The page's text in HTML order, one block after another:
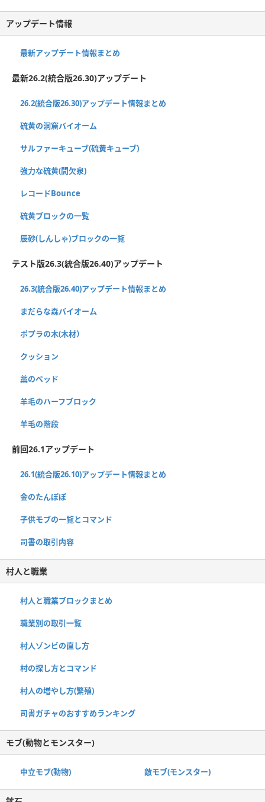
アップデート情報
最新アップデート情報まとめ
最新26.2(統合版26.30)アップデート
26.2(統合版26.30)アップデート情報まとめ
硫黄の洞窟バイオーム
サルファーキューブ(硫黄キューブ)
強力な硫黄(間欠泉)
レコードBounce
硫黄ブロックの一覧
辰砂(しんしゃ)ブロックの一覧
テスト版26.3(統合版26.40)アップデート
26.3(統合版26.40)アップデート情報まとめ
まだらな森バイオーム
ポプラの木(木材）
クッション
藁のベッド
羊毛のハーフブロック
羊毛の階段
前回26.1アップデート
26.1(統合版26.10)アップデート情報まとめ
金のたんぽぽ
子供モブの一覧とコマンド
司書の取引内容
村人と職業
村人と職業ブロックまとめ
職業別の取引一覧
村人ゾンビの直し方
村の探し方とコマンド
村人の増やし方(繁殖)
司書ガチャのおすすめランキング
モブ(動物とモンスター)
中立モブ(動物) 敵モブ(モンスター)